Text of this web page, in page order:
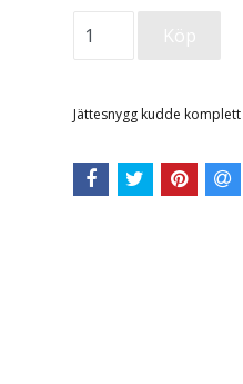
Jättesnygg kudde